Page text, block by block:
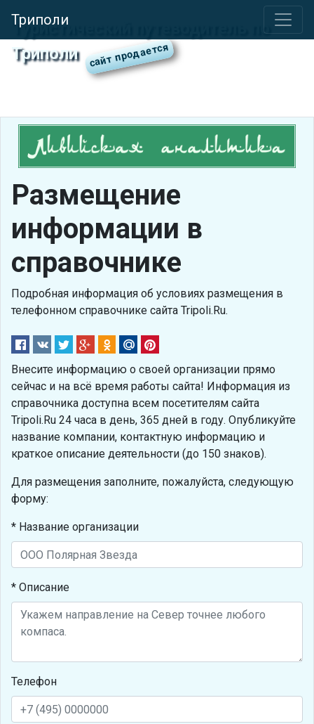
Триполи
Туристический путеводитель по
Триполи
Размещение
информации в
справочнике
Подробная информация об условиях размещения в
телефонном справочнике сайта Tripoli.Ru.
Внесите информацию о своей организации прямо
сейчас и на всё время работы сайта! Информация из
справочника доступна всем посетителям сайта
Tripoli.Ru 24 часа в день, 365 дней в году. Опубликуйте
название компании, контактную информацию и
краткое описание деятельности (до 150 знаков).
Для размещения заполните, пожалуйста, следующую
форму:
* Название организации
* Описание
Телефон